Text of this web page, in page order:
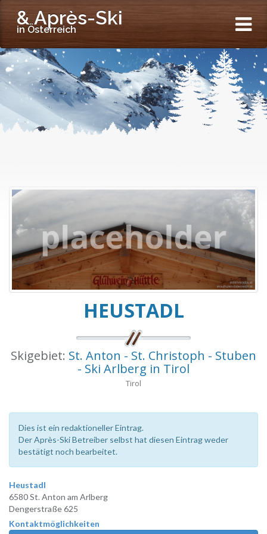
& Après-Ski
in Österreich
HEUSTADL
Skigebiet: St. Anton - St. Christoph - Stuben
- Ski Arlberg in Tirol
Tirol
Dies ist ein redaktioneller Eintrag.
Der Après-Ski Betreiber selbst hat diesen Eintrag weder
bestätigt noch bearbeitet.
Heustadl
6580 St. Anton am Arlberg
Dengerstraße 625
Kontaktmöglichkeiten